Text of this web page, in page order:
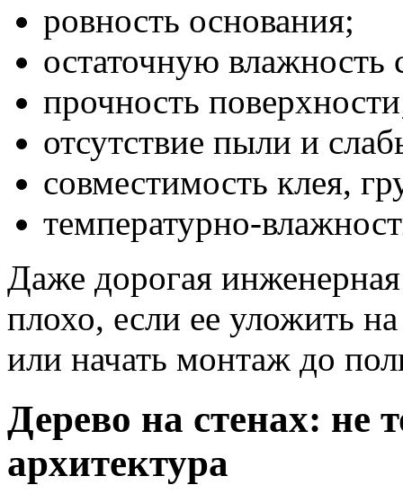
ровность основания;
остаточную влажность
прочность
отсутствие пыли и
совместимость клея,
температурно-
Даже дорогая
плохо, если ее уложить
или начать монтаж до
Дерево на стенах: не
архитектура